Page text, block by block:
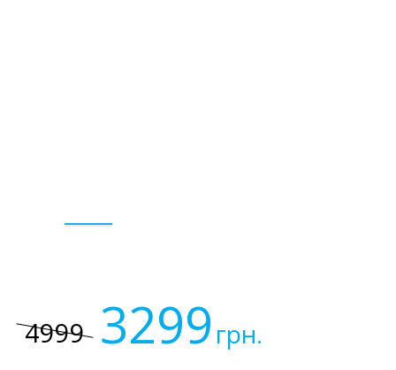
4999 3299 грн.